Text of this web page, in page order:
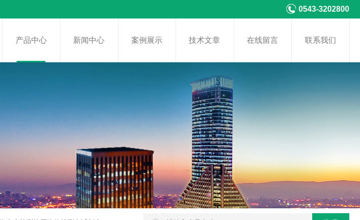
0543-3202800
产品中心 新闻中心 案例展示 技术文章 在线留言 联系我们